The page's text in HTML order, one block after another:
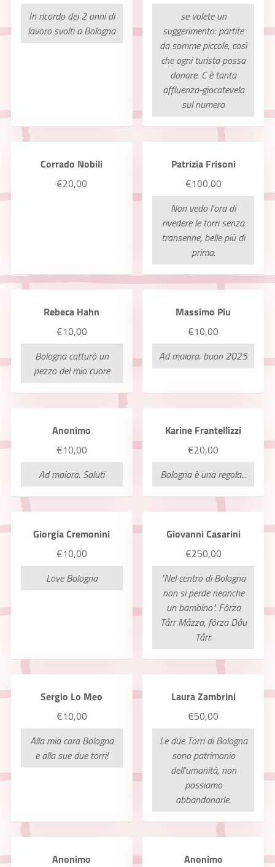
In ricordo dei 2 anni di
lavoro svolti a Bologna
se volete un
suggerimento: partite
da somme piccole, così
che ogni turista possa
donare. C è tanta
affluenza-giocatevela
sul numero
Corrado Nobili
€20,00
Patrizia Frisoni
€100,00
Non vedo l'ora di
rivedere le torri senza
transenne, belle più di
prima.
Rebeca Hahn
€10,00
Bologna catturò un
pezzo del mio cuore
Massimo Piu
€10,00
Ad maiora. buon 2025
Anonimo
€10,00
Ad maiora. Saluti
Karine Frantellizzi
€20,00
Bologna è una regola...
Giorgia Cremonini
€10,00
Love Bologna
Giovanni Casarini
€250,00
"Nel centro di Bologna
non si perde neanche
un bambino". Fôrza
Tårr Måzza, fôrza Dåu
Tårr.
Sergio Lo Meo
€10,00
Alla mia cara Bologna
e alla sue due torri!
Laura Zambrini
€50,00
Le due Torri di Bologna
sono patrimonio
dell'umanità, non
possiamo
abbandonarle.
Anonimo Anonimo